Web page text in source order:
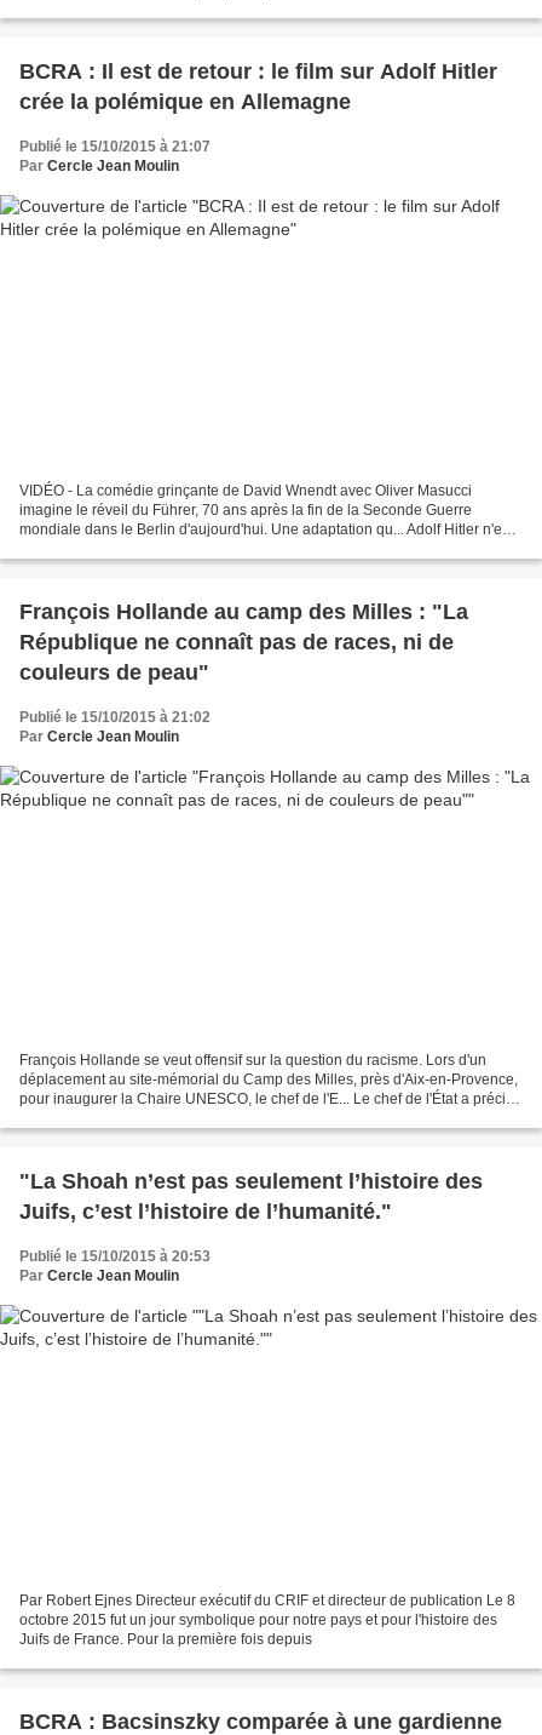
BCRA : Il est de retour : le film sur Adolf Hitler
crée la polémique en Allemagne
Publié le 15/10/2015 à 21:07
Par Cercle Jean Moulin
VIDÉO - La comédie grinçante de David Wnendt avec Oliver Masucci
imagine le réveil du Führer, 70 ans après la fin de la Seconde Guerre
mondiale dans le Berlin d'aujourd'hui. Une adaptation qu... Adolf Hitler n'est
François Hollande au camp des Milles : "La
République ne connaît pas de races, ni de
couleurs de peau"
Publié le 15/10/2015 à 21:02
Par Cercle Jean Moulin
François Hollande se veut offensif sur la question du racisme. Lors d'un
déplacement au site-mémorial du Camp des Milles, près d'Aix-en-Provence,
pour inaugurer la Chaire UNESCO, le chef de l'E... Le chef de l'État a précisé
"La Shoah n’est pas seulement l’histoire des
Juifs, c’est l’histoire de l’humanité."
Publié le 15/10/2015 à 20:53
Par Cercle Jean Moulin
Par Robert Ejnes Directeur exécutif du CRIF et directeur de publication Le 8
octobre 2015 fut un jour symbolique pour notre pays et pour l'histoire des
Juifs de France. Pour la première fois depuis
BCRA : Bacsinszky comparée à une gardienne